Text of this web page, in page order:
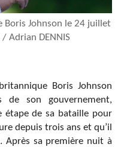
Johnson le 24 juillet
Adrian DENNIS
Boris Johnson
son gouvernement,
étape de sa bataille pour
depuis trois ans et qu’il
Après sa première nuit à